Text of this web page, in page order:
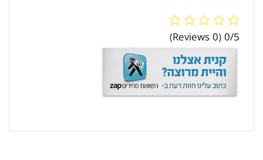
0/5
(0 Reviews)